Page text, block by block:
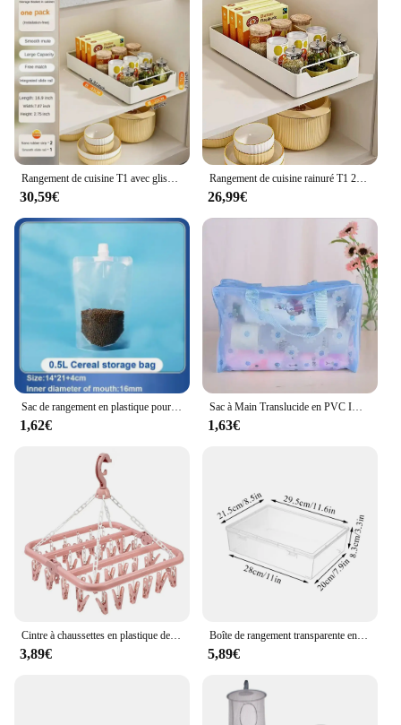
Rangement de cuisine T1 avec glissière R64.rid-out Cuisine MELType Escalier de rangement Boîte à épices, Armoires T1
30,59€
Rangement de cuisine rainuré T1 20/25/30/35cm, armoire de cuisine de type MELType, boîte à épices
26,99€
Sac de rangement en plastique pour aliments secs, sac d'emballage scellé, étanche à l'humidité, distributeur de riz, sac scellé pour céréales, sac de rangement de cuisine
1,62€
Sac à Main Translucide en PVC Imperméable, Trousse de Toilette, Toilette, Toilette, Toilette de Voyage
1,63€
Cintre à chaussettes en plastique de grande capacité, rangement domestique, sous-vêtements durables, séchage des vêtements T1, vêtements T1, 32 clips
3,89€
Boîte de rangement transparente en acrylique pour papier de bureau, étui porte-cartes, fichier A4, document, examen, évaluation, ménage, poussière, vert
5,89€